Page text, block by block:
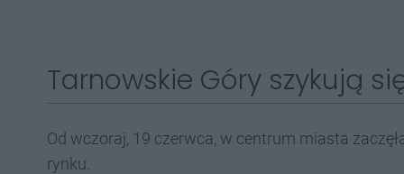
Tarnowskie Góry szykują
Od wczoraj, 19 czerwca, w centrum miasta
rynku.